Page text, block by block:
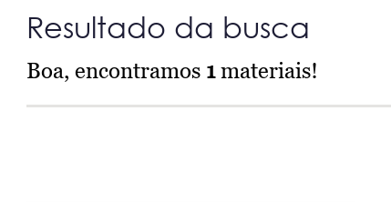
Resultado da busca
Boa, encontramos 1materiais!